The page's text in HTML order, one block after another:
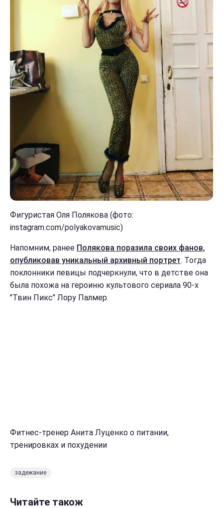
Фигуристая Оля Полякова (фото:
instagram.com/polyakovamusic)
Напомним, ранее Полякова поразила своих фанов,
опубликовав уникальный архивный портрет. Тогда
поклонники певицы подчеркнули, что в детстве она
была похожа на героиню культового сериала 90-х
"Твин Пикс" Лору Палмер.
Фитнес-тренер Анита Луценко о питании,
тренировках и похудении
задежание
Читайте також